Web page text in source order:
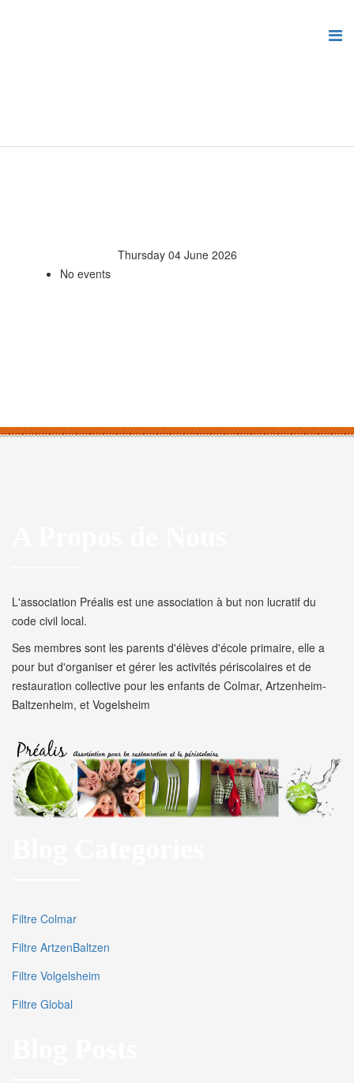
Thursday 04 June 2026
No events
L'association Préalis est une association à but non lucratif du
code civil local.
Ses membres sont les parents d'élèves d'école primaire, elle a
pour but d'organiser et gérer les activités périscolaires et de
restauration collective pour les enfants de Colmar, Artzenheim-
Baltzenheim, et Vogelsheim
Filtre Colmar
Filtre ArtzenBaltzen
Filtre Volgelsheim
Filtre Global